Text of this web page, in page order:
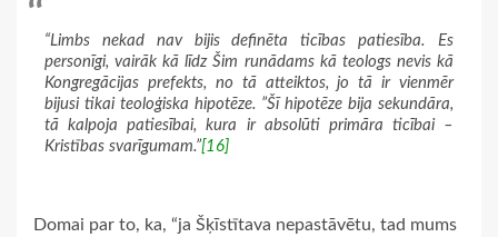
“Limbs nekad nav bijis definēta ticības patiesība. Es
personīgi, vairāk kā līdz Šim runādams kā teologs nevis kā
Kongregācijas prefekts, no tā atteiktos, jo tā ir vienmēr
bijusi tikai teoloģiska hipotēze. ”Šī hipotēze bija sekundāra,
tā kalpoja patiesībai, kura ir absolūti primāra ticībai –
Kristības svarīgumam.”[16]
Domai par to, ka, “ja Šķīstītava nepastāvētu, tad mums